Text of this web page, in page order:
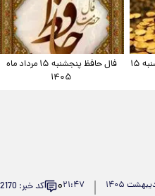
قیمت طلا و سکه امروز پنجشنبه ۱۵
فال حافظ پنجشنبه ۱۵ مرداد ماه
۱۴۰۵
۲۱:۴۷۰ کد خبر: 982170